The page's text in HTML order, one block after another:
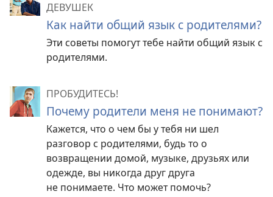
ДЕВУШЕК
Как найти общий язык с родителями?
Эти советы помогут тебе найти общий язык с
родителями.
ПРОБУДИТЕСЬ!
Почему родители меня не понимают?
Кажется, что о чем бы у тебя ни шел
разговор с родителями, будь то о
возвращении домой, музыке, друзьях или
одежде, вы никогда друг друга
не понимаете. Что может помочь?